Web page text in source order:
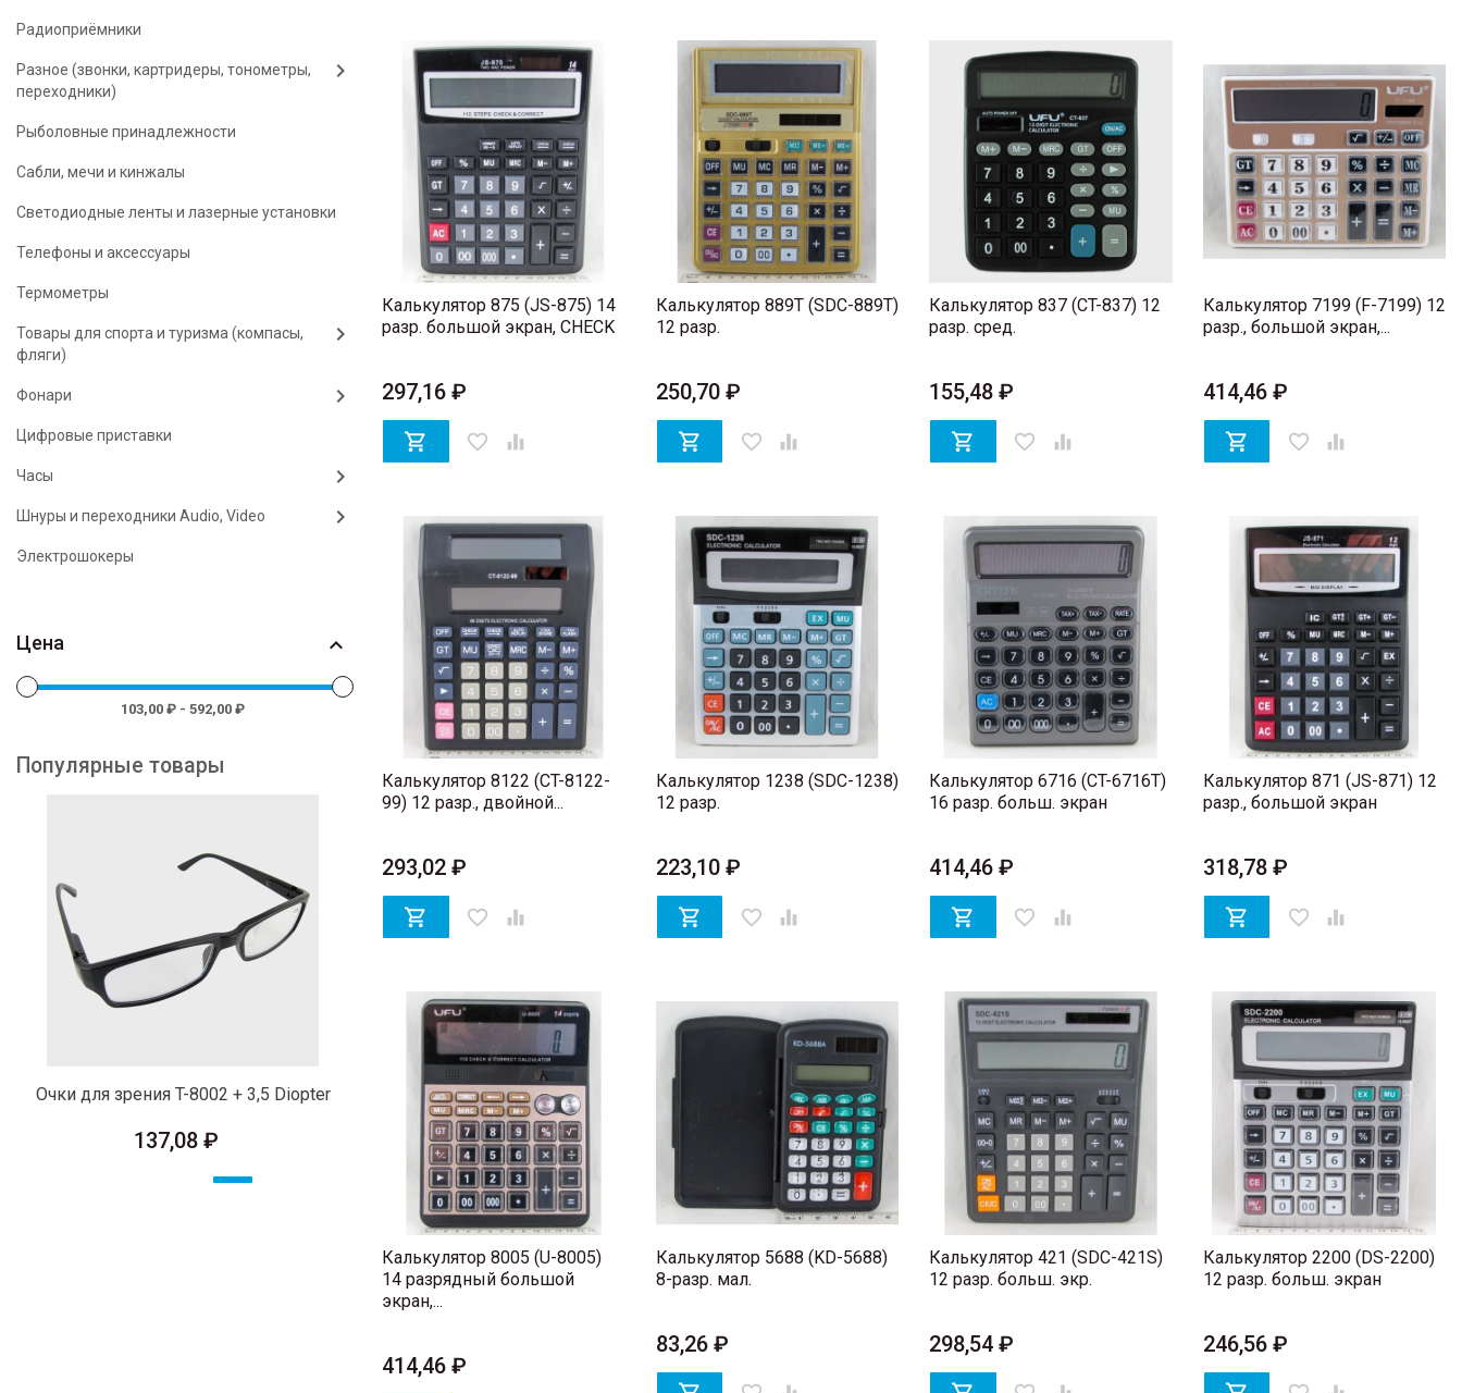
Радиоприёмники
Разное (звонки, картридеры, тонометры,
переходники)
Рыболовные принадлежности
Сабли, мечи и кинжалы
Светодиодные ленты и лазерные установки
Телефоны и аксессуары
Термометры
Товары для спорта и туризма (компасы,
фляги)
Фонари
Цифровые приставки
Часы
Шнуры и переходники Audio, Video
Электрошокеры
Цена 
103,00 ₽ - 592,00 ₽
Популярные товары
Очки для зрения T-8002 + 3,5 Diopter
137,08 ₽
Набор отверток 7in1 NO.7003A (7 бит
25мм) с подсветкой, в пенале
87,86 ₽
Светодиодная лента (разноцветная)
№5050 RGB YD-1972-5 5м с блоком 12V
5A, с пультом
333,96 ₽
Очки для зрения T-8002 + 3,5 Diopter
137,08 ₽
Калькулятор 875 (JS-875) 14
разр. большой экран, CHECK
297,16 ₽
 favorite_border 
Калькулятор 889T (SDC-889T)
12 разр.
250,70 ₽
 favorite_border 
Калькулятор 837 (CT-837) 12
разр. сред.
155,48 ₽
 favorite_border 
Калькулятор 7199 (F-7199) 12
разр., большой экран,...
414,46 ₽
 favorite_border 
Калькулятор 8122 (CT-8122-
99) 12 разр., двойной...
293,02 ₽
 favorite_border 
Калькулятор 1238 (SDC-1238)
12 разр.
223,10 ₽
 favorite_border 
Калькулятор 6716 (CT-6716T)
16 разр. больш. экран
414,46 ₽
 favorite_border 
Калькулятор 871 (JS-871) 12
разр., большой экран
318,78 ₽
 favorite_border 
Калькулятор 8005 (U-8005)
14 разрядный большой
экран,...
414,46 ₽
Калькулятор 5688 (KD-5688)
8-разр. мал.
83,26 ₽
Калькулятор 421 (SDC-421S)
12 разр. больш. экр.
298,54 ₽
Калькулятор 2200 (DS-2200)
12 разр. больш. экран
246,56 ₽